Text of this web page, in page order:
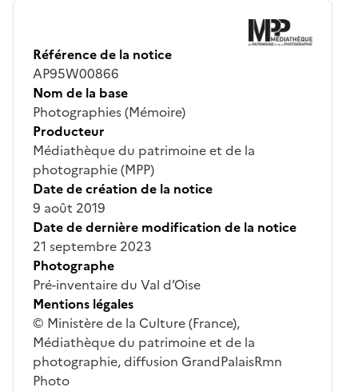
Référence de la notice
AP95W00866
Nom de la base
Photographies (Mémoire)
Producteur
Médiathèque du patrimoine et de la
photographie (MPP)
Date de création de la notice
9 août 2019
Date de dernière modification de la notice
21 septembre 2023
Photographe
Pré-inventaire du Val d’Oise
Mentions légales
© Ministère de la Culture (France),
Médiathèque du patrimoine et de la
photographie, diffusion GrandPalaisRmn
Photo